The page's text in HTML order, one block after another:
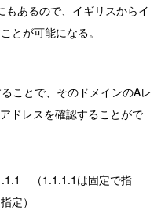
あるので、イギリスからイ
とが可能になる。
ことで、そのドメインのAレ
ドレスを確認することがで
（1.1.1.1は固定で指
定）